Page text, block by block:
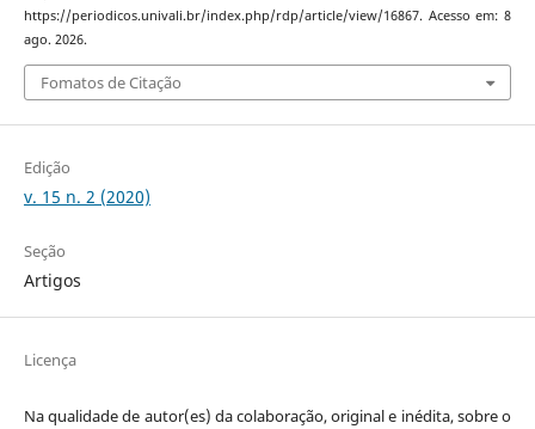
https://periodicos.univali.br/index.php/rdp/article/view/16867. Acesso em: 8
ago. 2026.
Fomatos de Citação
Edição
v. 15 n. 2 (2020)
Seção
Artigos
Licença
Na qualidade de autor(es) da colaboração, original e inédita, sobre o